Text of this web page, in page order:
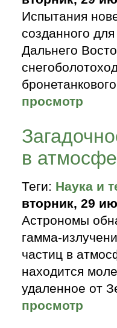
Испытания
созданного
Дальнего
просмотр
в
Теги: Наука и
вторник, 29
Астрономы
гамма-
частиц в
находится
удаленное от
просмотр